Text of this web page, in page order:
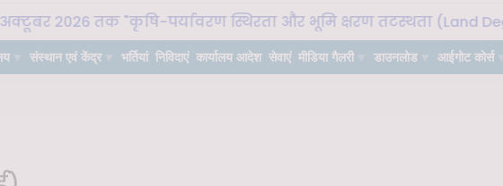
2026 तक "कृषि-पर्यावरण स्थिरता और भूमि क्षरण तटस्थता (Land
संस्थान एवं केंद्र भर्तियां निविदाएं कार्यालय आदेश सेवाएं मीडिया गैलरी डाउनलोड आईगोट कोर्स